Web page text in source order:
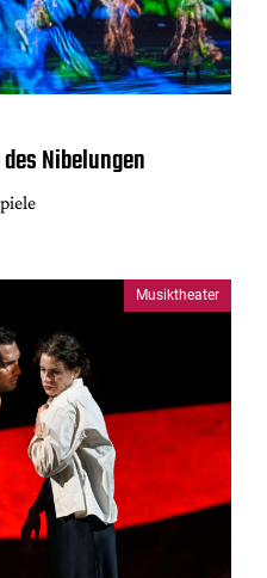
Nibelungen
Musiktheater